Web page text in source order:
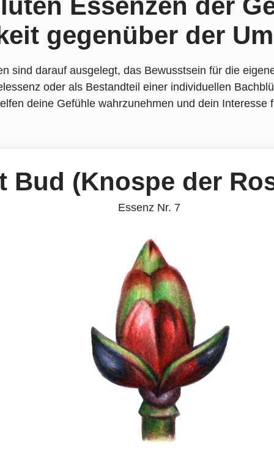
Essenzen der
gegenüber der
sind darauf ausgelegt, das Bewusstsein für die
oder als Bestandteil einer individuellen
deine Gefühle wahrzunehmen und dein Interesse
Bud (Knospe der
Essenz Nr. 7